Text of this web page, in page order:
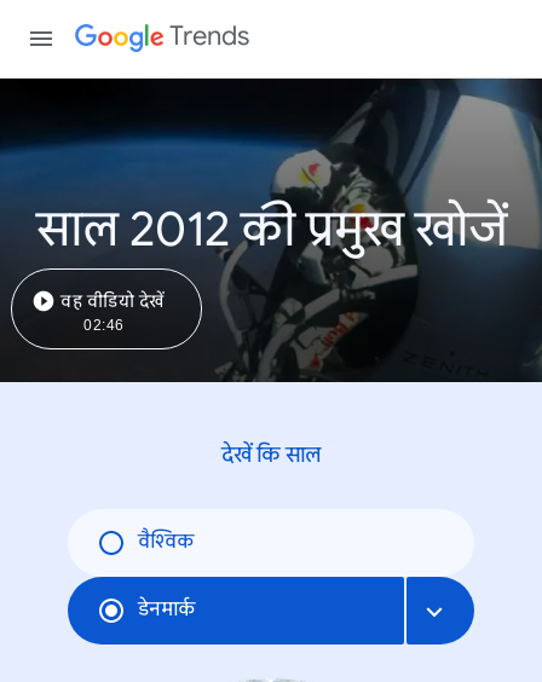
Trends
साल 2012 की प्रमुख खोजें
वह वीडियो देखें
02:46
देखें कि साल
वैश्विक
डेनमार्क